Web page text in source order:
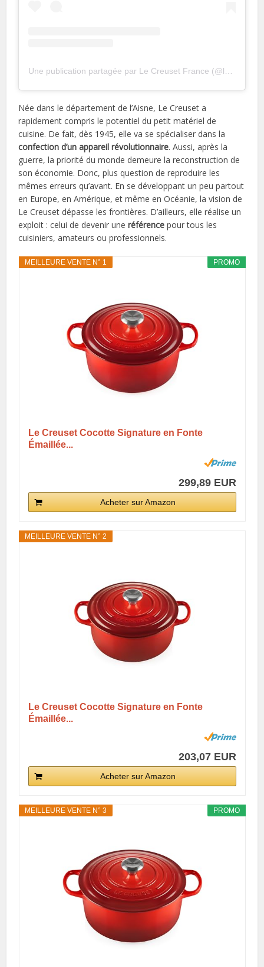
Née dans le département de l’Aisne, Le Creuset a
rapidement compris le potentiel du petit matériel de
cuisine. De fait, dès 1945, elle va se spécialiser dans la
confection d’un appareil révolutionnaire. Aussi, après la
guerre, la priorité du monde demeure la reconstruction de
son économie. Donc, plus question de reproduire les
mêmes erreurs qu’avant. En se développant un peu partout
en Europe, en Amérique, et même en Océanie, la vision de
Le Creuset dépasse les frontières. D’ailleurs, elle réalise un
exploit : celui de devenir uneréférence pour tous les
cuisiniers, amateurs ou professionnels.
PROMO
MEILLEURE VENTE N° 1
Le Creuset Cocotte Signature en Fonte
Émaillée...
299,89 EUR
Acheter sur Amazon
MEILLEURE VENTE N° 2
Le Creuset Cocotte Signature en Fonte
Émaillée...
203,07 EUR
Acheter sur Amazon
PROMO
MEILLEURE VENTE N° 3